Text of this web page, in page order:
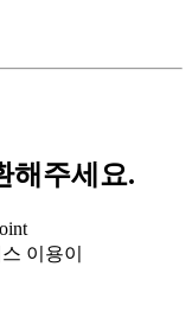
해주세요.
이용이